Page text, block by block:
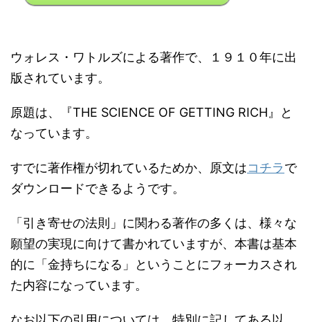
ウォレス・ワトルズによる著作で、１９１０年に出
版されています。
原題は、『THE SCIENCE OF GETTING RICH』と
なっています。
すでに著作権が切れているためか、原文はコチラで
ダウンロードできるようです。
「引き寄せの法則」に関わる著作の多くは、様々な
願望の実現に向けて書かれていますが、本書は基本
的に「金持ちになる」ということにフォーカスされ
た内容になっています。